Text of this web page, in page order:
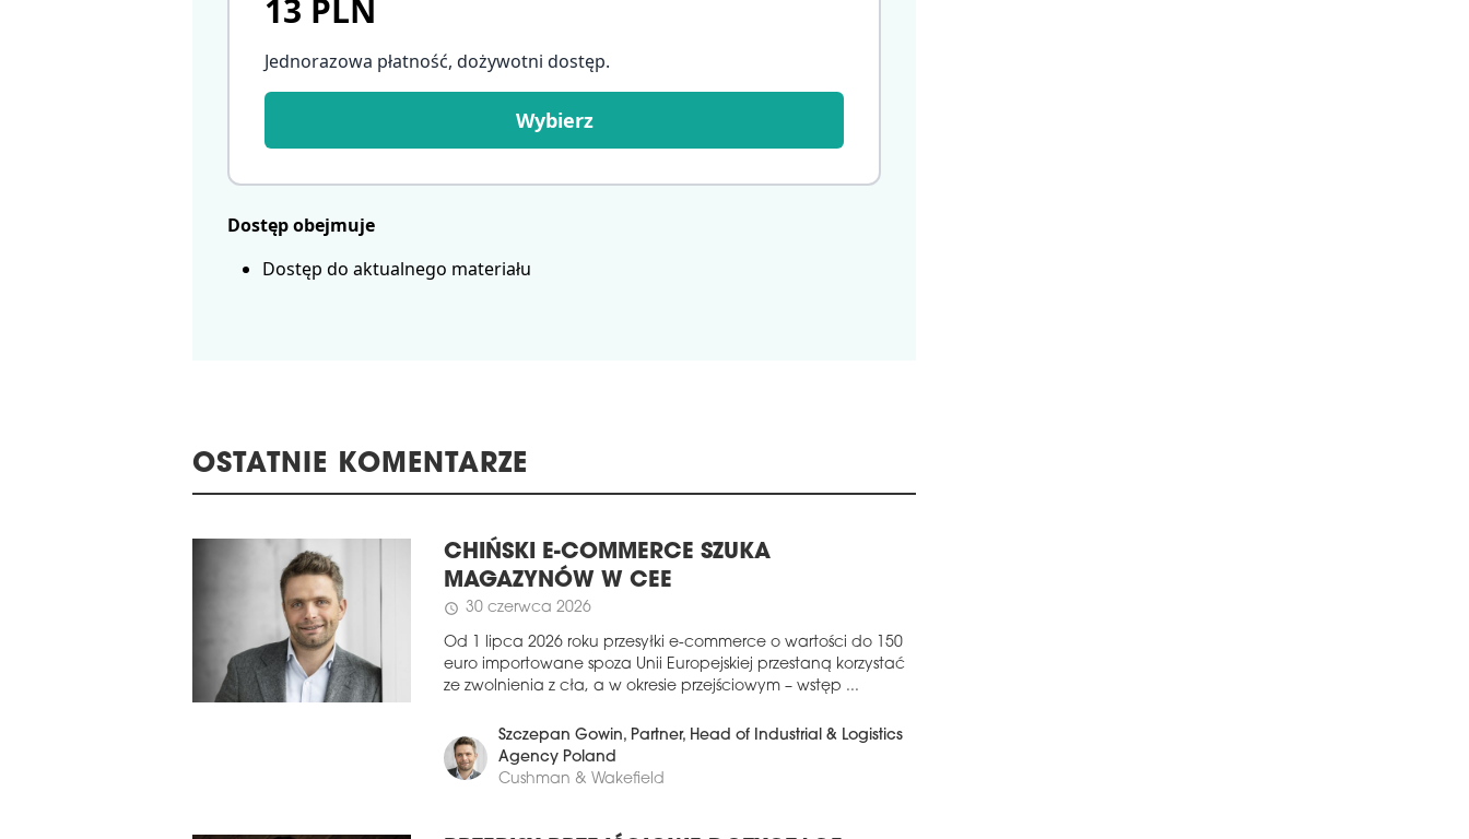
13 PLN
Jednorazowa płatność, dożywotni dostęp.
Wybierz
Dostęp obejmuje
Dostęp do aktualnego materiału
OSTATNIE KOMENTARZE
CHIŃSKI E-COMMERCE SZUKA
MAGAZYNÓW W CEE
schedule 30 czerwca 2026
Od 1 lipca 2026 roku przesyłki e-commerce o wartości do 150
euro importowane spoza Unii Europejskiej przestaną korzystać
ze zwolnienia z cła, a w okresie przejściowym – wstęp ...
Szczepan Gowin, Partner, Head of Industrial & Logistics
Agency Poland
Cushman & Wakefield